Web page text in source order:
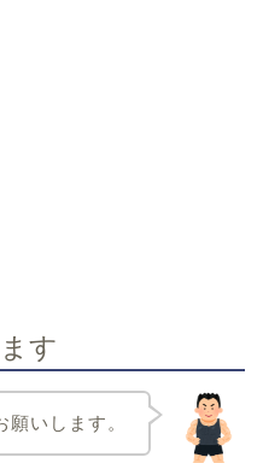
す
願いします。